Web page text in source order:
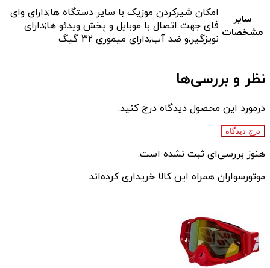
سایر
مشخصات
امکان شیرکردن موزیک با سایر دستگاه ها;دارای وای
فای جهت اتصال با موبایل و پخش ویدئو ها;دارای
نویزگیر;و ضد آب;دارای میموری 32 گیگ
نظر و بررسی‌ها
درمورد این محصول دیدگاه درج کنید.
درج دیدگاه
هنوز بررسی‌ای ثبت نشده است.
موتورسواران همراه این کالا خریداری کرده‌اند